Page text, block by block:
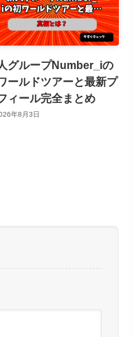
グループNumber_iの
ールドツアーと最新プ
ィール完全まとめ
年8月3日